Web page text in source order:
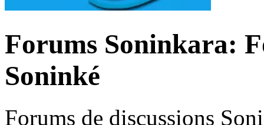
Forums Soninkara:
Soninké
Forums de discussions